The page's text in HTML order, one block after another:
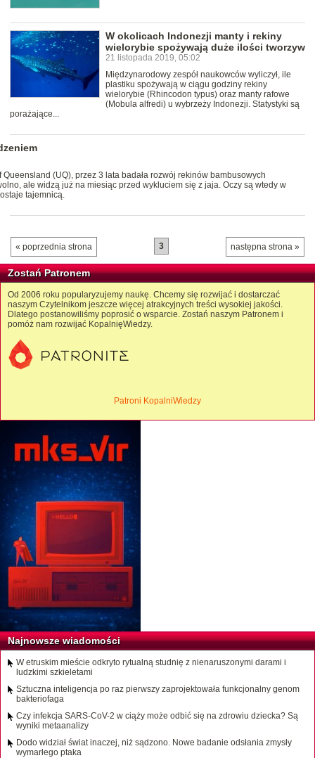
W okolicach Indonezji manty i rekiny
wielorybie spożywają duże ilości tworzyw
21 listopada 2019, 05:02
Międzynarodowy zespół naukowców wyliczył, ile
plastiku spożywają w ciągu godziny rekiny
wielorybie (Rhincodon typus) oraz manty rafowe
(Mobula alfredi) u wybrzeży Indonezji. Statystyki są
porażające...
(UQ), przez 3 lata badała rozwój rekinów bambusowych
ale widzą już na miesiąc przed wykluciem się z jaja. Oczy są wtedy w
tajemnicą.
« poprzednia strona następna strona »
3
Zostań Patronem
Od 2006 roku popularyzujemy naukę. Chcemy się rozwijać i dostarczać
naszym Czytelnikom jeszcze więcej atrakcyjnych treści wysokiej jakości.
Dlatego postanowiliśmy poprosić o wsparcie. Zostań naszym Patronem i
pomóż nam rozwijać KopalnięWiedzy.
Patroni KopalniWiedzy
Najnowsze wiadomości
W etruskim mieście odkryto rytualną studnię z nienaruszonymi darami i
ludzkimi szkieletami
Sztuczna inteligencja po raz pierwszy zaprojektowała funkcjonalny genom
bakteriofaga
Czy infekcja SARS-CoV-2 w ciąży może odbić się na zdrowiu dziecka? Są
wyniki metaanalizy
Dodo widział świat inaczej, niż sądzono. Nowe badanie odsłania zmysły
wymarłego ptaka